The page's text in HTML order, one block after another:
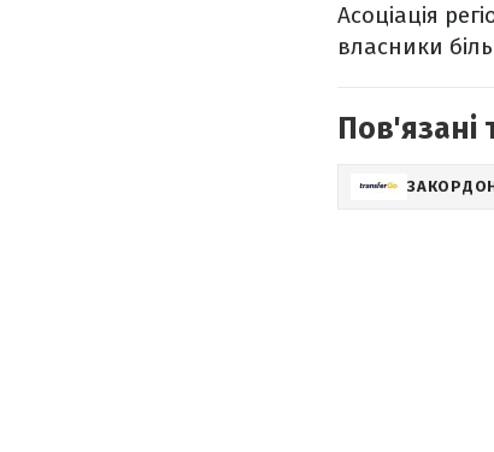
Асоціація
власники
Пов'язані